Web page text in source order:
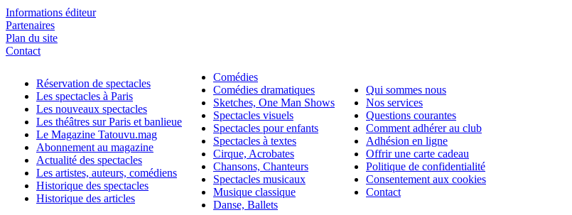
Informations éditeur
Partenaires
Plan du site
Contact
Réservation de spectacles
Les spectacles à Paris
Les nouveaux spectacles
Les théâtres sur Paris et banlieue
Le Magazine Tatouvu.mag
Abonnement au magazine
Actualité des spectacles
Les artistes, auteurs, comédiens
Historique des spectacles
Historique des articles
Comédies
Comédies dramatiques
Sketches, One Man Shows
Spectacles visuels
Spectacles pour enfants
Spectacles à textes
Cirque, Acrobates
Chansons, Chanteurs
Spectacles musicaux
Musique classique
Danse, Ballets
Qui sommes nous
Nos services
Questions courantes
Comment adhérer au club
Adhésion en ligne
Offrir une carte cadeau
Politique de confidentialité
Consentement aux cookies
Contact